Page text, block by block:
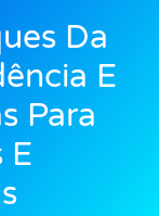
Da
E
Para
E